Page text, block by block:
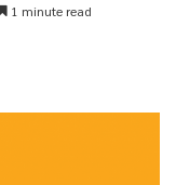
1 minute read